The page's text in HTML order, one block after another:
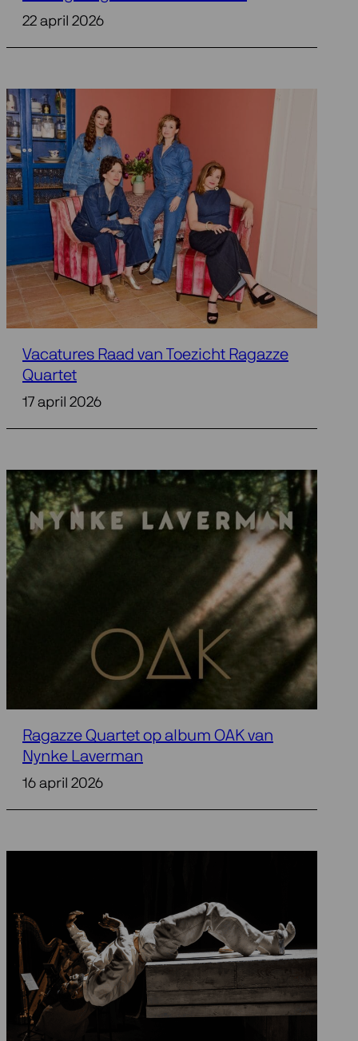
22 april 2026
Vacatures Raad van Toezicht Ragazze
Quartet
17 april 2026
Ragazze Quartet op album OAK van
Nynke Laverman
16 april 2026